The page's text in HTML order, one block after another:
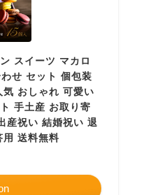
スイーツ マカロ
せ セット 個包装
おしゃれ 可愛い
手土産 お取り寄
産祝い 結婚祝い 退
送料無料